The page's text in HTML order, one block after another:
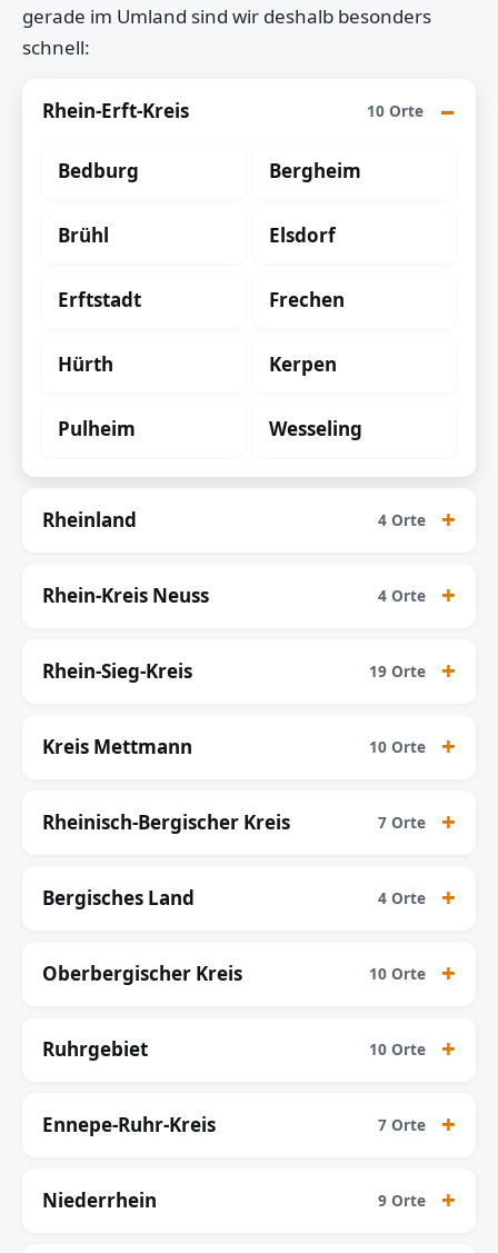
gerade im Umland sind wir deshalb besonders
schnell:
Rhein-Erft-Kreis 10 Orte
Bedburg Bergheim
Brühl Elsdorf
Erftstadt Frechen
Hürth Kerpen
Pulheim Wesseling
Rheinland 4 Orte
Rhein-Kreis Neuss 4 Orte
Rhein-Sieg-Kreis 19 Orte
Kreis Mettmann 10 Orte
Rheinisch-Bergischer Kreis 7 Orte
Bergisches Land 4 Orte
Oberbergischer Kreis 10 Orte
Ruhrgebiet 10 Orte
Ennepe-Ruhr-Kreis 7 Orte
Niederrhein 9 Orte